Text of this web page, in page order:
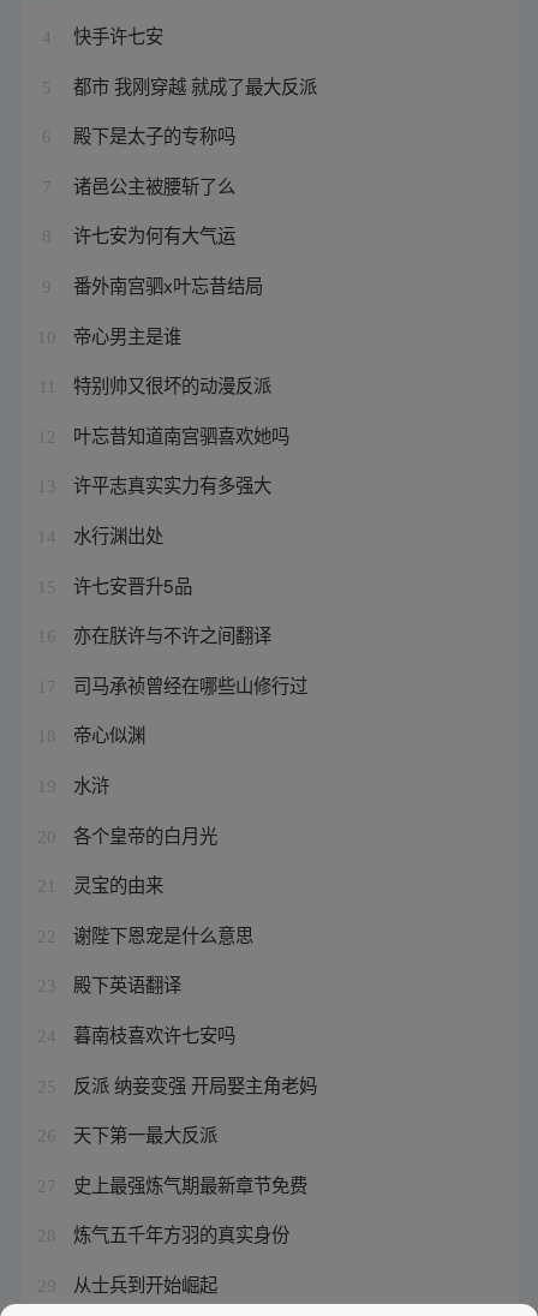
4 快手许七安
5 都市 我刚穿越 就成了最大反派
6 殿下是太子的专称吗
7 诸邑公主被腰斩了么
8 许七安为何有大气运
9 番外南宫驷x叶忘昔结局
10 帝心男主是谁
特别帅又很坏的动漫反派
12 叶忘昔知道南宫驷喜欢她吗
13 许平志真实实力有多强大
14 水行渊出处
15 许七安晋升5品
16 亦在朕许与不许之间翻译
17 司马承祯曾经在哪些山修行过
18 帝心似渊
19 水浒
20 各个皇帝的白月光
21 灵宝的由来
22 谢陛下恩宠是什么意思
23 殿下英语翻译
24 暮南枝喜欢许七安吗
25 反派 纳妾变强 开局娶主角老妈
26 天下第一最大反派
27 史上最强炼气期最新章节免费
28 炼气五千年方羽的真实身份
29 从士兵到开始崛起